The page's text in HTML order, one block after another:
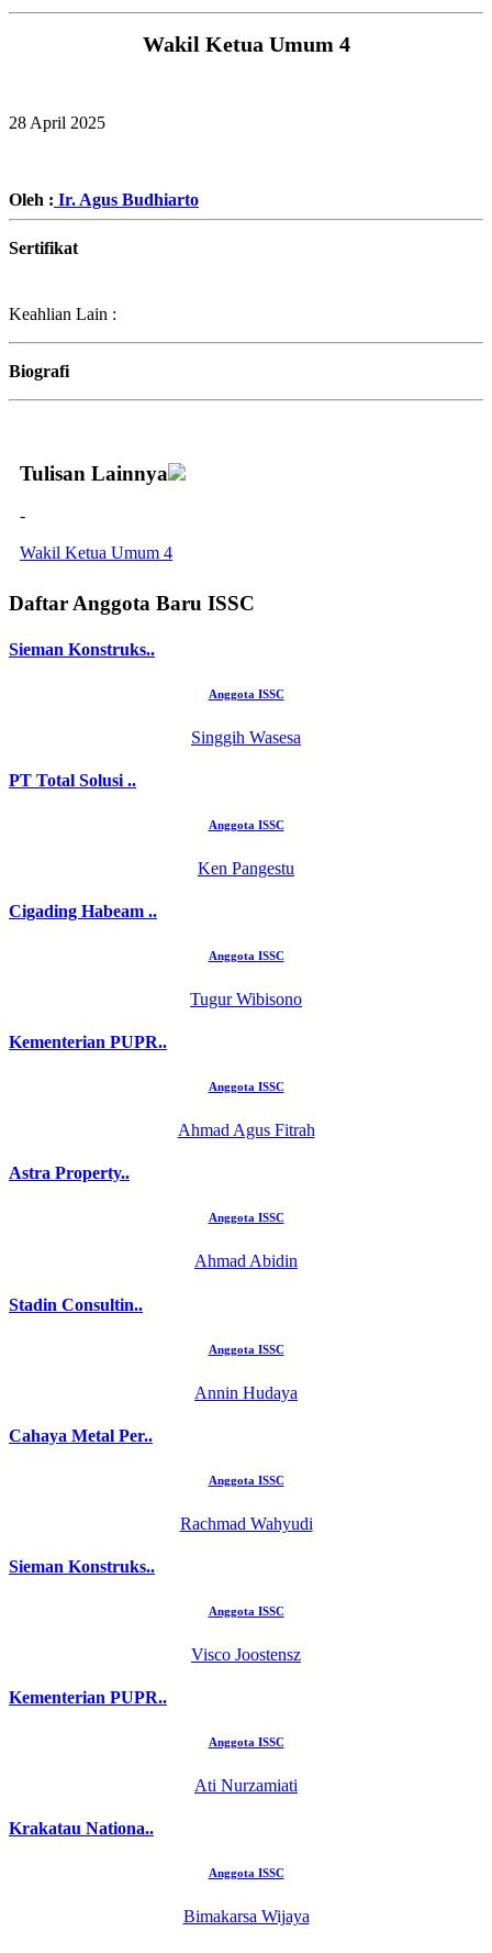
Wakil Ketua Umum 4
28 April 2025
Oleh : Ir. Agus Budhiarto
Sertifikat
Keahlian Lain :
Biografi
Tulisan Lainnya
-
Wakil Ketua Umum 4
Daftar Anggota Baru ISSC
Sieman Konstruks..
Anggota ISSC
Singgih Wasesa
PT Total Solusi ..
Anggota ISSC
Ken Pangestu
Cigading Habeam ..
Anggota ISSC
Tugur Wibisono
Kementerian PUPR..
Anggota ISSC
Ahmad Agus Fitrah
Astra Property..
Anggota ISSC
Ahmad Abidin
Stadin Consultin..
Anggota ISSC
Annin Hudaya
Cahaya Metal Per..
Anggota ISSC
Rachmad Wahyudi
Sieman Konstruks..
Anggota ISSC
Visco Joostensz
Kementerian PUPR..
Anggota ISSC
Ati Nurzamiati
Krakatau Nationa..
Anggota ISSC
Bimakarsa Wijaya